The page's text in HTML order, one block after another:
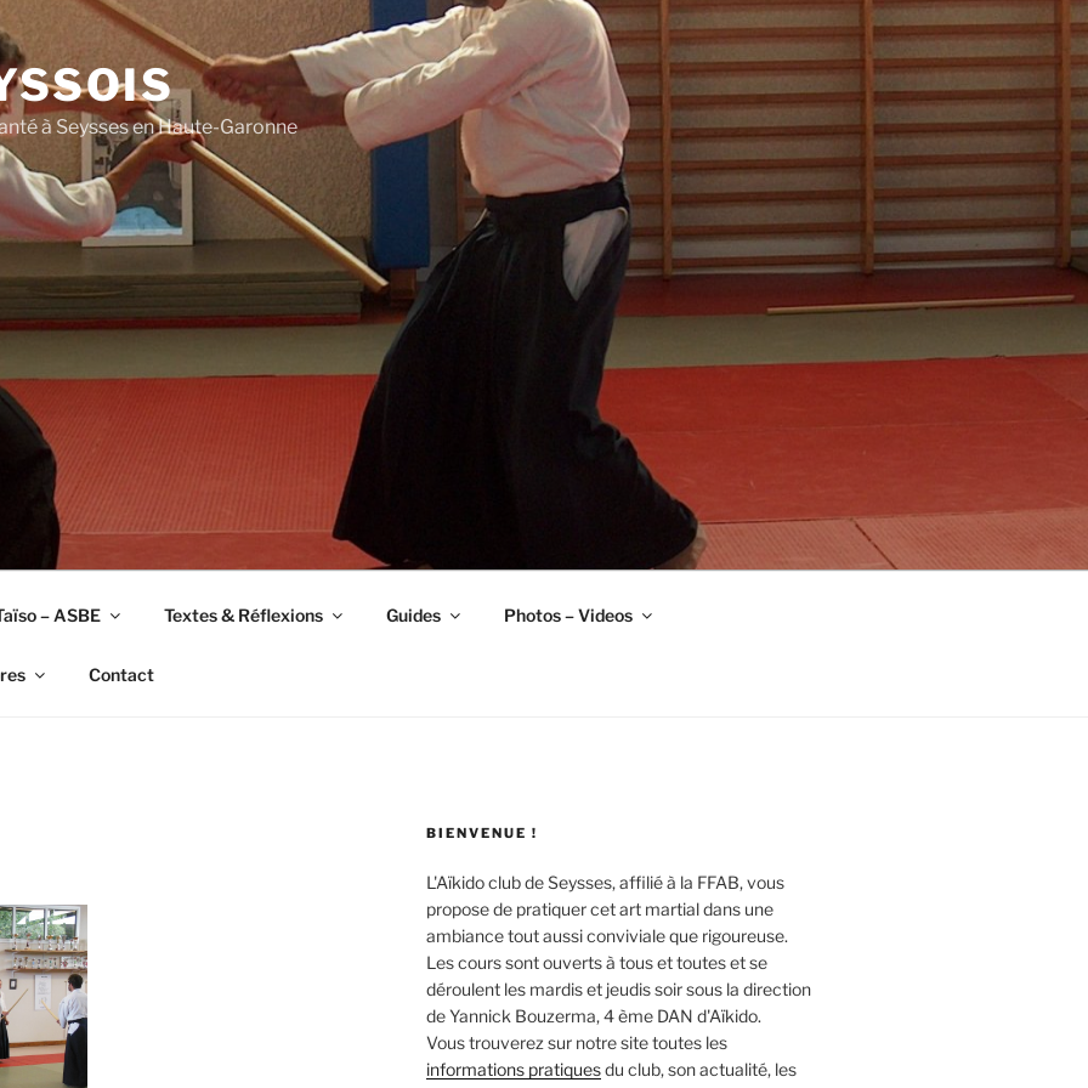
à Seysses en Haute-Garonne
– ASBE Textes & Réflexions Guides Photos – Videos
Contact
BIENVENUE !
L'Aïkido club de Seysses, affilié à la FFAB, vous
propose de pratiquer cet art martial dans une
ambiance tout aussi conviviale que rigoureuse.
Les cours sont ouverts à tous et toutes et se
déroulent les mardis et jeudis soir sous la direction
de Yannick Bouzerma, 4 ème DAN d'Aïkido.
Vous trouverez sur notre site toutes les
informations pratiquesdu club, son actualité, les